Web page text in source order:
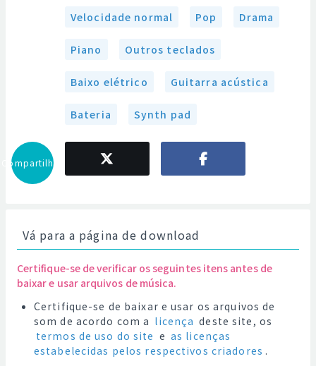
Velocidade normal Pop Drama
Piano Outros teclados
Baixo elétrico Guitarra acústica
Bateria Synth pad
Compartilhar
Vá para a página de download
Certifique-se de verificar os seguintes itens antes de
baixar e usar arquivos de música.
Certifique-se de baixar e usar os arquivos de
som de acordo com a licença deste site, os
termos de uso do site e as licenças
estabelecidas pelos respectivos criadores .